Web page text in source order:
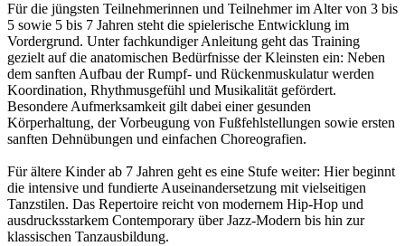
Für die jüngsten Teilnehmerinnen und Teilnehmer im Alter von 3 bis
5 sowie 5 bis 7 Jahren steht die spielerische Entwicklung im
Vordergrund. Unter fachkundiger Anleitung geht das Training
gezielt auf die anatomischen Bedürfnisse der Kleinsten ein: Neben
dem sanften Aufbau der Rumpf- und Rückenmuskulatur werden
Koordination, Rhythmusgefühl und Musikalität gefördert.
Besondere Aufmerksamkeit gilt dabei einer gesunden
Körperhaltung, der Vorbeugung von Fußfehlstellungen sowie ersten
sanften Dehnübungen und einfachen Choreografien.
Für ältere Kinder ab 7 Jahren geht es eine Stufe weiter: Hier beginnt
die intensive und fundierte Auseinandersetzung mit vielseitigen
Tanzstilen. Das Repertoire reicht von modernem Hip-Hop und
ausdrucksstarkem Contemporary über Jazz-Modern bis hin zur
klassischen Tanzausbildung.